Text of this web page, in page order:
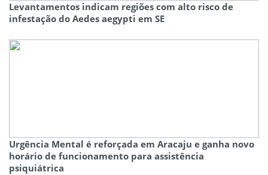
Levantamentos indicam regiões com alto risco de
infestação do Aedes aegypti em SE
Urgência Mental é reforçada em Aracaju e ganha novo
horário de funcionamento para assistência
psiquiátrica